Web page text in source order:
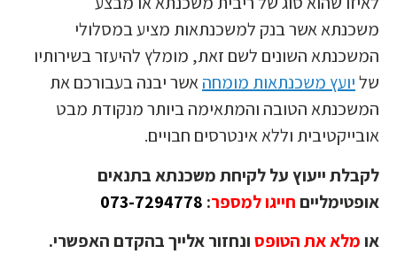
משכנתא אשר בנק למשכנתאות מציע במסלולי
המשכנתא השונים לשם זאת, מומלץ להיעזר בשירותיו
שליועץ משכנתאות מומחהאשר יבנה בעבורכם את
המשכנתא הטובה והמתאימה ביותר מנקודת מבט
אובייקטיבית וללא אינטרסים חבויים.
לקבלת ייעוץ על לקיחת משכנתא בתנאים
אופטימלייםחייגו למספר:
073-7294778
אומלא את הטופסונחזור אלייך בהקדם האפשרי.